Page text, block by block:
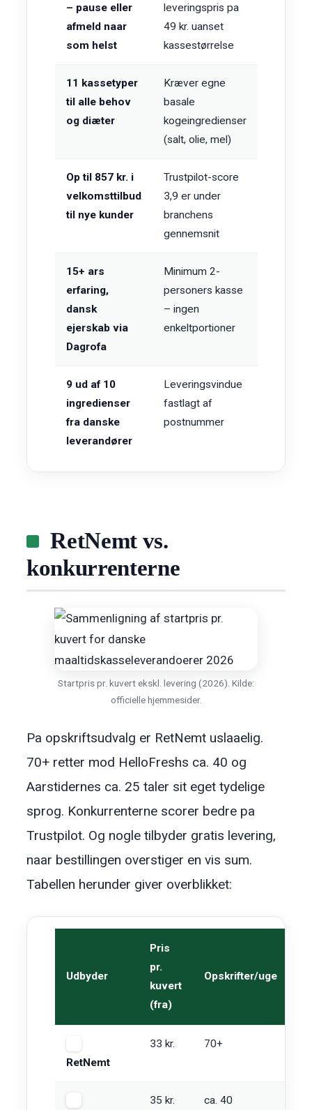
– pause eller
afmeld naar
som helst
leveringspris pa
49 kr. uanset
kassestørrelse
11 kassetyper
til alle behov
og diæter
Kræver egne
basale
kogeingredienser
(salt, olie, mel)
Op til 857 kr. i
velkomsttilbud
til nye kunder
Trustpilot-score
3,9 er under
branchens
gennemsnit
15+ ars
erfaring,
dansk
ejerskab via
Dagrofa
Minimum 2-
personers kasse
– ingen
enkeltportioner
9 ud af 10
ingredienser
fra danske
leverandører
Leveringsvindue
fastlagt af
postnummer
RetNemt vs.
konkurrenterne
Startpris pr. kuvert ekskl. levering (2026). Kilde:
officielle hjemmesider.
Pa opskriftsudvalg er RetNemt uslaaelig.
70+ retter mod HelloFreshs ca. 40 og
Aarstidernes ca. 25 taler sit eget tydelige
sprog. Konkurrenterne scorer bedre pa
Trustpilot. Og nogle tilbyder gratis levering,
naar bestillingen overstiger en vis sum.
Tabellen herunder giver overblikket:
Udbyder
Pris
pr.
kuvert
(fra)
Opskrifter/uge
RetNemt
33 kr. 70+
35 kr. ca. 40